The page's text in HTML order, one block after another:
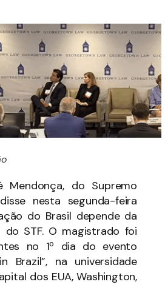
Mendonça, do Supremo
nesta segunda-feira
do Brasil depende da
do STF. O magistrado foi
no 1º dia do evento
Brazil”, na universidade
dos EUA, Washington,